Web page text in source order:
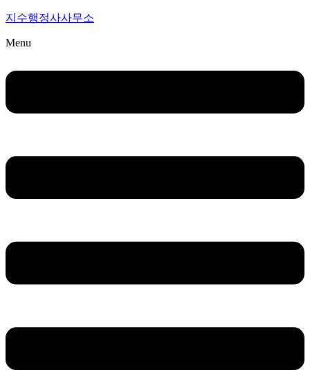
지수행정사사무소
Menu